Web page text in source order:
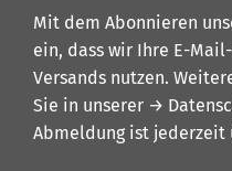
Mit dem Abonnieren
ein, dass wir Ihre E-
Versands nutzen.
Sie in unserer →
Abmeldung ist jederzeit